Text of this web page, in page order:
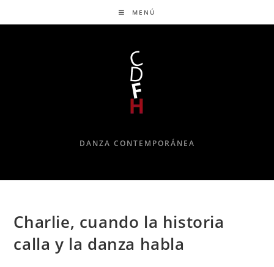
MENÚ
DANZA CONTEMPORÁNEA
Charlie, cuando la historia
calla y la danza habla